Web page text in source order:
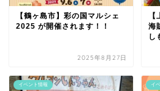
【鶴ヶ島市】彩の国マルシェ
2025 が開催されます！！
2025年8月27日
海
し
イベント情報 イ